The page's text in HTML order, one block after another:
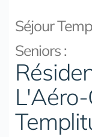
Séjour
Seniors :